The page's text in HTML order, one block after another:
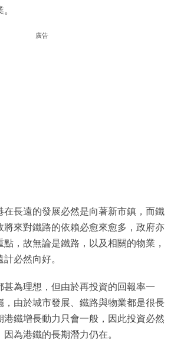
廣告
在長遠的發展必然是向著新市鎮，而鐵
將來對鐵路的依賴必愈來愈多，政府亦
，故無論是鐵路，以及相關的物業，
必然向好。
甚為理想，但由於再投資的回報率一
，由於城市發展、鐵路與物業都是很長
港鐵增長動力只會一般，因此投資必然
為港鐵的長期潛力仍在。